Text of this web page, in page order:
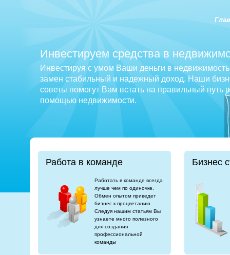
Инвестируем средства в
Инвестируя с умом Ваши деньги в
замен стабильный и надежный доход. Наши
советы помогут Вам встать на правильный путь
помощью недвижимости.
Работа в команде
Работать в команде всегда
лучше чем по одиночке.
Обмен опытом приведет
бизнес к процветанию.
Следуя нашим статьям Вы
узнаете много полезного
для создания
профессиональной
команды
Бизнес